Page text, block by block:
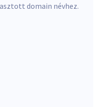
domain névhez.